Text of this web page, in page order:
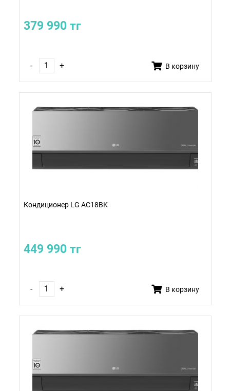
379 990 тг
- + В корзину
Кондиционер LG AC18BK
449 990 тг
- + В корзину